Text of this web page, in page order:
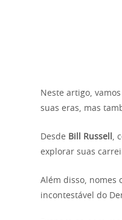
Neste artigo,
suas eras, mas
Desde Bill Russell ,
explorar suas
Além disso, nomes
incontestável do